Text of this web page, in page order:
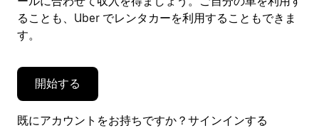
じ
ま
す。
ることも、Uber でレンタカーを利用することもできま
す。
開始する
既にアカウントをお持ちですか？サインインする